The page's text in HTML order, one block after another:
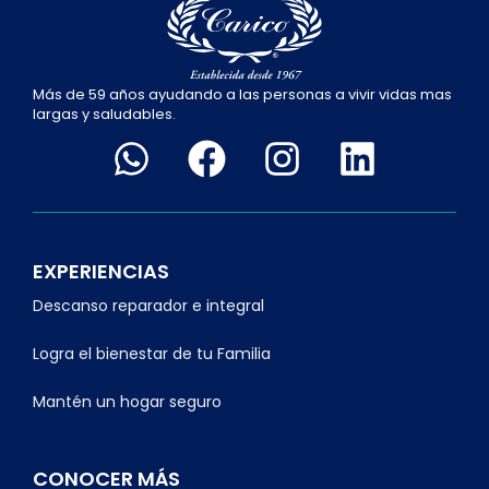
Más de 59 años ayudando a las personas a vivir vidas mas
largas y saludables.
EXPERIENCIAS
Descanso reparador e integral
Logra el bienestar de tu Familia
Mantén un hogar seguro
CONOCER MÁS